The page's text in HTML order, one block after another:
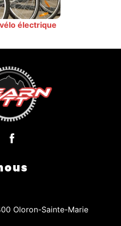
électrique
Oloron-Sainte-Marie